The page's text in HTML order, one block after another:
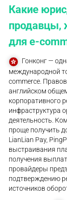
Какие
продавцы,
для e-
Гонконг —
международной
commerce.
английском
корпоративного
инфраструктура
деятельность.
проще получить
LianLian Pay,
выстраивания
получения
провайдеры
подтверждению
источников